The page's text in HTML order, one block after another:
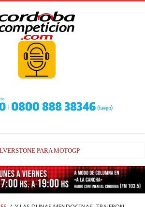
PARA MOTOGP
DE POR QUÉ AÚN ALPINE NO